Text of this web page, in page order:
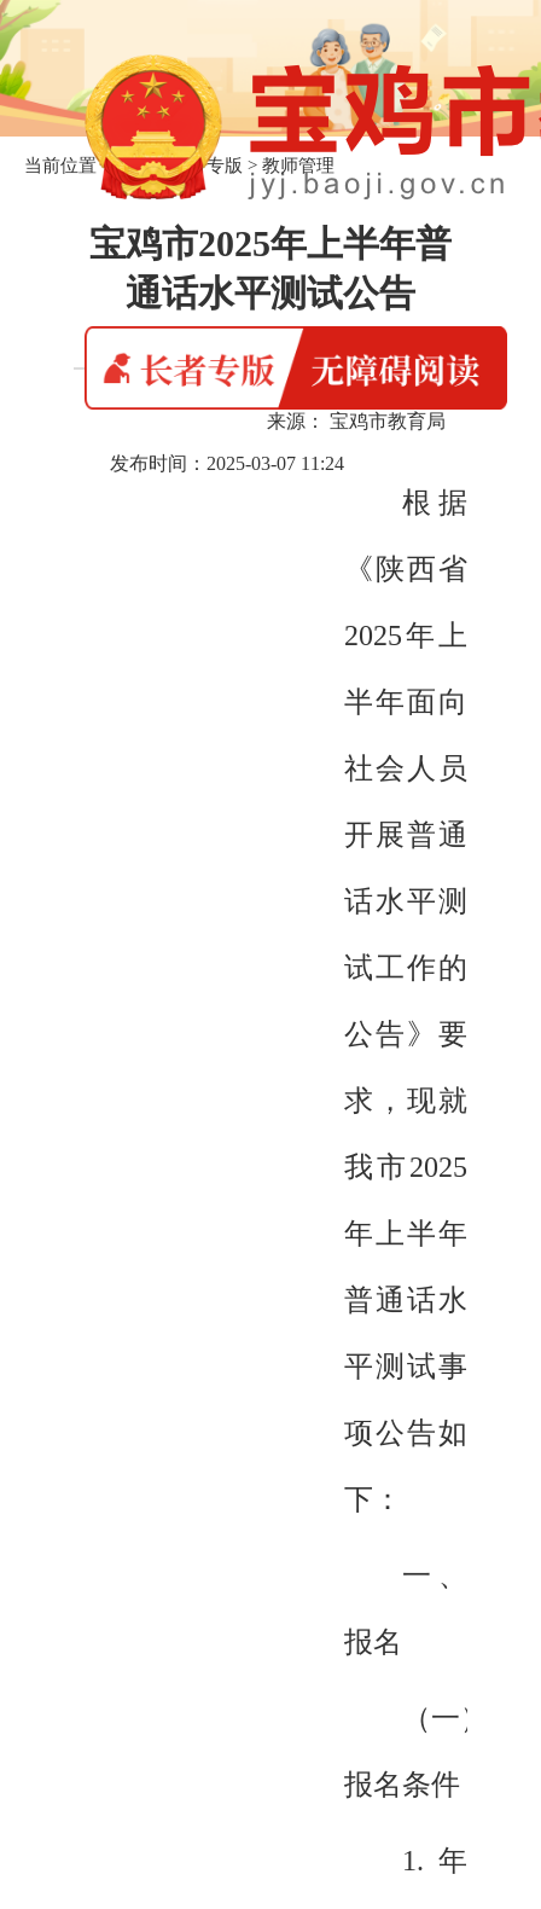
当前位置：首页>长者专版 > 教师管理
宝鸡市2025年上半年普
通话水平测试公告
来源： 宝鸡市教育局
发布时间：2025-03-07 11:24
根据
《陕西省
2025年上
半年面向
社会人员
开展普通
话水平测
试工作的
公告》要
求，现就
我市2025
年上半年
普通话水
平测试事
项公告如
下：
一、
报名
（一）
报名条件
1.年